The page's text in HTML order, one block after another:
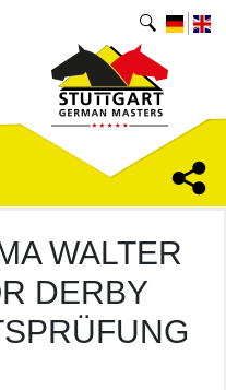
WALTER
DERBY